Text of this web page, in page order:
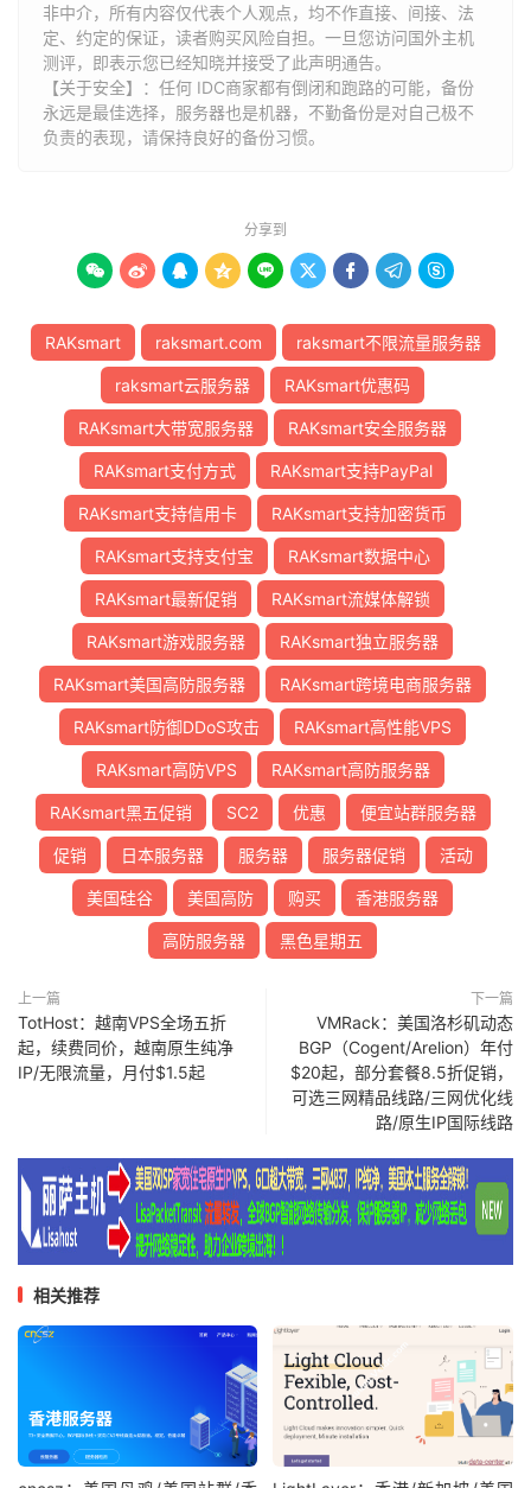
非中介，所有内容仅代表个人观点，均不作直接、间接、法
定、约定的保证，读者购买风险自担。一旦您访问国外主机
测评，即表示您已经知晓并接受了此声明通告。
【关于安全】：任何 IDC商家都有倒闭和跑路的可能，备份
永远是最佳选择，服务器也是机器，不勤备份是对自己极不
负责的表现，请保持良好的备份习惯。
分享到
        
RAKsmart raksmart.com raksmart不限流量服务器
raksmart云服务器 RAKsmart优惠码
RAKsmart大带宽服务器 RAKsmart安全服务器
RAKsmart支付方式 RAKsmart支持PayPal
RAKsmart支持信用卡 RAKsmart支持加密货币
RAKsmart支持支付宝 RAKsmart数据中心
RAKsmart最新促销 RAKsmart流媒体解锁
RAKsmart游戏服务器 RAKsmart独立服务器
RAKsmart美国高防服务器 RAKsmart跨境电商服务器
RAKsmart防御DDoS攻击 RAKsmart高性能VPS
RAKsmart高防VPS RAKsmart高防服务器
RAKsmart黑五促销 SC2 优惠 便宜站群服务器
促销 日本服务器 服务器 服务器促销 活动
美国硅谷 美国高防 购买 香港服务器
高防服务器 黑色星期五
上一篇
TotHost：越南VPS全场五折
起，续费同价，越南原生纯净
IP/无限流量，月付$1.5起
下一篇
VMRack：美国洛杉矶动态
BGP（Cogent/Arelion）年付
$20起，部分套餐8.5折促销，
可选三网精品线路/三网优化线
路/原生IP国际线路
相关推荐